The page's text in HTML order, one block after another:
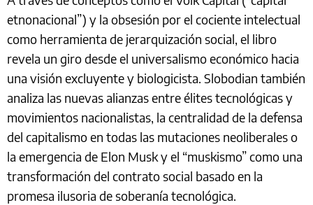
etnonacional”) y la obsesión por el cociente intelectual
como herramienta de jerarquización social, el libro
revela un giro desde el universalismo económico hacia
una visión excluyente y biologicista. Slobodian también
analiza las nuevas alianzas entre élites tecnológicas y
movimientos nacionalistas, la centralidad de la defensa
del capitalismo en todas las mutaciones neoliberales o
la emergencia de Elon Musk y el “muskismo” como una
transformación del contrato social basado en la
promesa ilusoria de soberanía tecnológica.